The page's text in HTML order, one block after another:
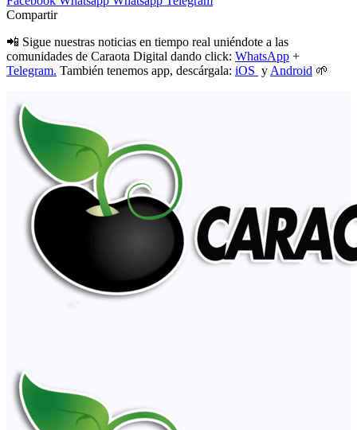
Compartir
📲 Sigue nuestras noticias en tiempo real uniéndote a las
comunidades de Caraota Digital dando click: WhatsApp +
Telegram. También tenemos app, descárgala: iOS y Android 🌱